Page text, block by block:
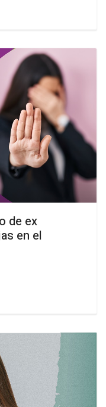
de ex
en el